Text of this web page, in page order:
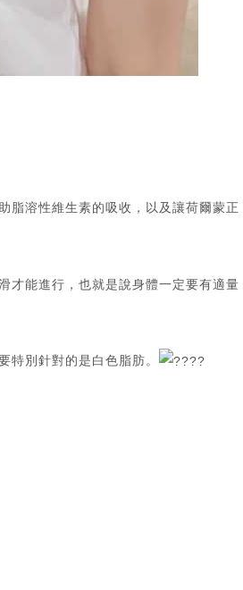
脂溶性維生素的吸收，以及讓荷爾蒙正
才能進行，也就是說身體一定要有適量
特別針對的是白色脂肪。